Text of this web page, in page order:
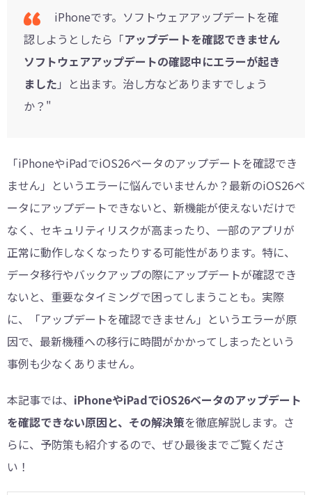
iPhoneです。ソフトウェアアップデートを確
認しようとしたら「アップデートを確認できません
ソフトウェアアップデートの確認中にエラーが起き
ました 」と出ます。治し方などありますでしょう
か？"
「iPhoneやiPadでiOS26ベータのアップデートを確認でき
ません」というエラーに悩んでいませんか？最新のiOS26ベ
ータにアップデートできないと、新機能が使えないだけで
なく、セキュリティリスクが高まったり、一部のアプリが
正常に動作しなくなったりする可能性があります。特に、
データ移行やバックアップの際にアップデートが確認でき
ないと、重要なタイミングで困ってしまうことも。実際
に、「アップデートを確認できません」というエラーが原
因で、最新機種への移行に時間がかかってしまったという
事例も少なくありません。
本記事では、 iPhoneやiPadでiOS26ベータのアップデート
を確認できない原因と、その解決策を徹底解説します。さ
らに、予防策も紹介するので、ぜひ最後までご覧くださ
い！